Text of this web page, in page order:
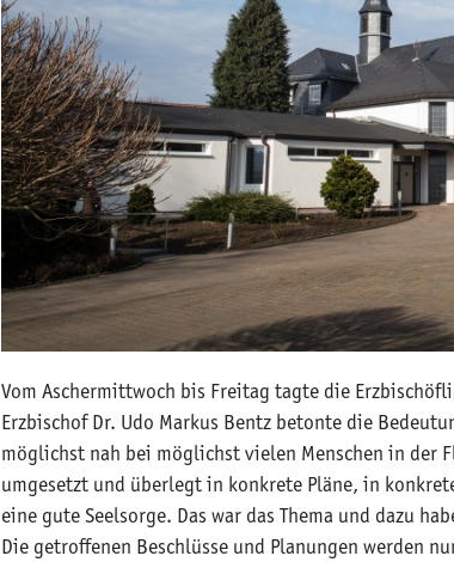
Vom Aschermittwoch bis Freitag tagte die
Erzbischof Dr. Udo Markus Bentz betonte die
möglichst nah bei möglichst vielen Menschen in der
umgesetzt und überlegt in konkrete Pläne, in
eine gute Seelsorge. Das war das Thema und dazu
Die getroffenen Beschlüsse und Planungen werden